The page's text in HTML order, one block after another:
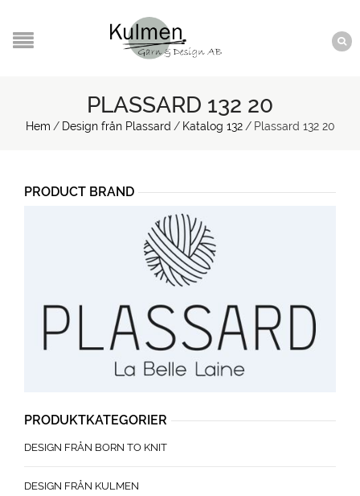
PLASSARD 132 20
Hem / Design från Plassard / Katalog 132 / Plassard 132 20
PRODUCT BRAND
PRODUKTKATEGORIER
DESIGN FRÅN BORN TO KNIT
DESIGN FRÅN KULMEN